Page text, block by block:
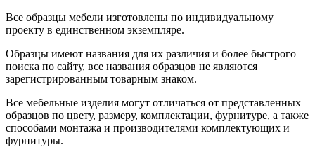
Все образцы мебели изготовлены по индивидуальному
проекту в единственном экземпляре.
Образцы имеют названия для их различия и более быстрого
поиска по сайту, все названия образцов не являются
зарегистрированным товарным знаком.
Все мебельные изделия могут отличаться от представленных
образцов по цвету, размеру, комплектации, фурнитуре, а также
способами монтажа и производителями комплектующих и
фурнитуры.